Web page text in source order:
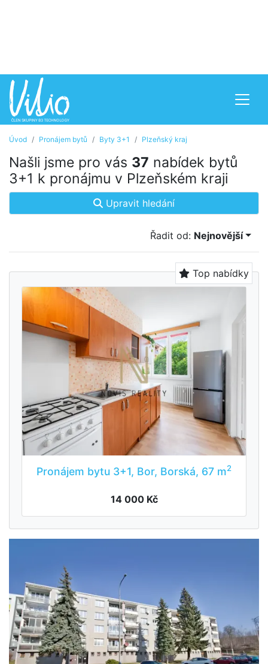
Úvod Pronájem bytů Byty 3+1 Plzeňský kraj
Našli jsme pro vás 37 nabídek bytů
3+1 k pronájmu v Plzeňském kraji
Upravit hledání
Řadit od: Nejnovější
Top nabídky
Pronájem bytu 3+1, Bor, Borská, 67 m2
14 000 Kč